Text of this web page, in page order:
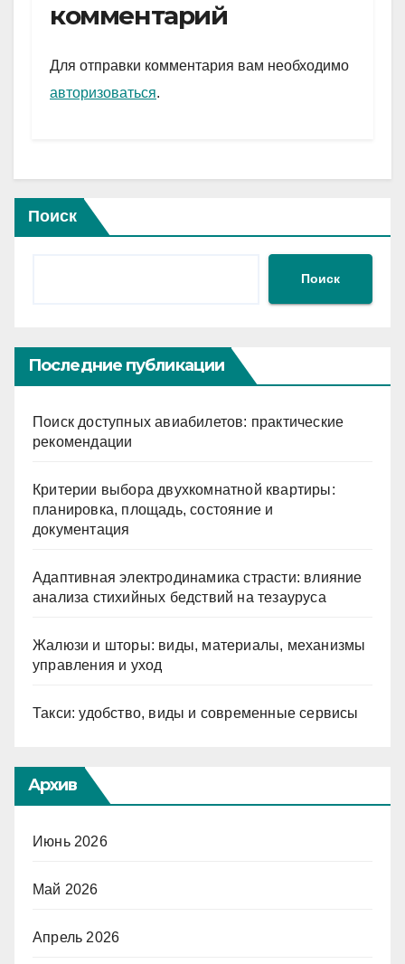
a
m
A
p
и
комментарий
Для отправки комментария вам необходимо
авторизоваться.
Поиск
Поиск
Последние публикации
Поиск доступных авиабилетов: практические
рекомендации
Критерии выбора двухкомнатной квартиры:
планировка, площадь, состояние и
документация
Адаптивная электродинамика страсти: влияние
анализа стихийных бедствий на тезауруса
Жалюзи и шторы: виды, материалы, механизмы
управления и уход
Такси: удобство, виды и современные сервисы
Архив
Июнь 2026
Май 2026
Апрель 2026